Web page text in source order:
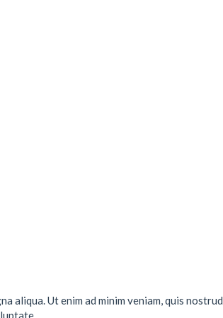
aliqua. Ut enim ad minim veniam, quis nostrud
...